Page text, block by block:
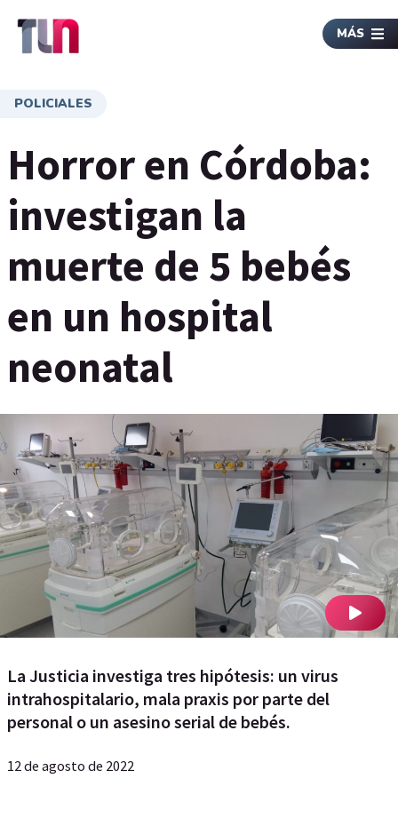
MÁS
POLICIALES
Horror en Córdoba:
investigan la
muerte de 5 bebés
en un hospital
neonatal
La Justicia investiga tres hipótesis: un virus
intrahospitalario, mala praxis por parte del
personal o un asesino serial de bebés.
12 de agosto de 2022